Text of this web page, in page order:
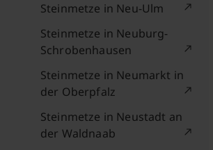
Steinmetze in Neu-Ulm
Steinmetze in Neuburg-
Schrobenhausen
Steinmetze in Neumarkt in
der Oberpfalz
Steinmetze in Neustadt an
der Waldnaab